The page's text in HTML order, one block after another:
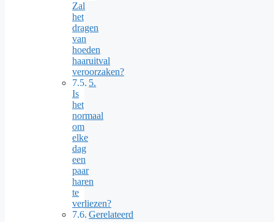
Zal
het
dragen
van
hoeden
haaruitval
veroorzaken?
5.
Is
het
normaal
om
elke
dag
een
paar
haren
te
verliezen?
Gerelateerd